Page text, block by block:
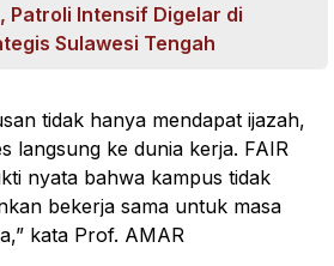
Patroli Intensif Digelar di
Sulawesi Tengah
tidak hanya mendapat ijazah,
langsung ke dunia kerja. FAIR
nyata bahwa kampus tidak
bekerja sama untuk masa
kata Prof. AMAR